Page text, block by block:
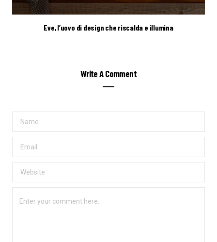
Eve, l’uovo di design che riscalda e illumina
Write A Comment